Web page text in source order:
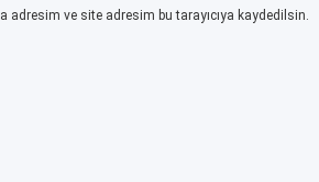
adresim ve site adresim bu tarayıcıya kaydedilsin.